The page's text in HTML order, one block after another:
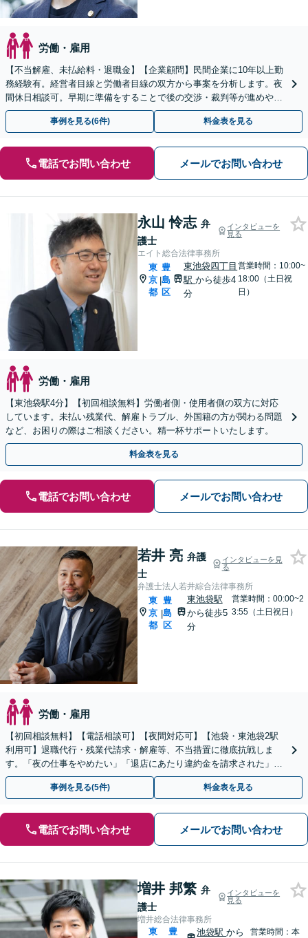
労働・雇用
【不当解雇、未払給料・退職金】【企業顧問】民間企業に10年以上勤
務経験有。経営者目線と労働者目線の双方から事案を分析します。夜
間休日相談可。早期に準備をすることで後の交渉・裁判等が進めやす
くなります。お仕事に関するお悩みをお聞きします。
事例を見る(6件) 料金表を見る
電話でお問い合わせ メールでお問い合わせ
永山 怜志 弁
護士
インタビューを
見る
エイト総合法律事務所
東
京
都
|
豊
島
区
東池袋四丁目
駅から徒歩4
分
営業時間：10:00~
18:00（土日祝
日）
労働・雇用
【東池袋駅4分】【初回相談無料】労働者側・使用者側の双方に対応
しています。未払い残業代、解雇トラブル、外国籍の方が関わる問題
など、お困りの際はご相談ください。精一杯サポートいたします。
料金表を見る
電話でお問い合わせ メールでお問い合わせ
若井 亮 弁護
士
インタビューを見
る
弁護士法人若井綜合法律事務所
東
京
都
|
豊
島
区
東池袋駅
から徒歩5
分
営業時間：00:00~2
3:55（土日祝日）
労働・雇用
【初回相談無料】【電話相談可】【夜間対応可】【池袋・東池袋2駅
利用可】退職代行・残業代請求・解雇等、不当措置に徹底抗戦しま
す。「夜の仕事をやめたい」「退店にあたり違約金を請求された」等
もご相談ください。相手が誰であっても毅然と対応します。
事例を見る(5件) 料金表を見る
電話でお問い合わせ メールでお問い合わせ
増井 邦繁 弁
護士
インタビューを
見る
増井総合法律事務所
東
豊
池袋駅から
営業時間：本